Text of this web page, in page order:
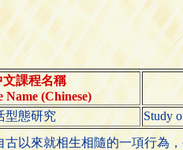
文課程名稱
Name (Chinese)
型態研究
Study
古以來就相生相隨的一項行為